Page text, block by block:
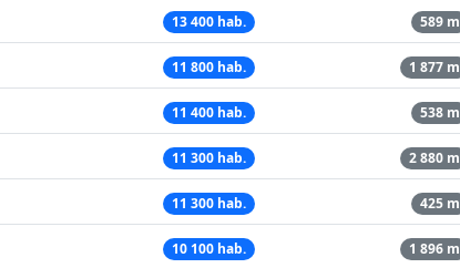
13 400 hab. 589 m
11 800 hab. 1 877 m
11 400 hab. 538 m
11 300 hab. 2 880 m
11 300 hab. 425 m
10 100 hab. 1 896 m